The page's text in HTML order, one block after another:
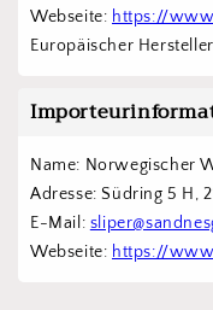
Webseite: https://
Europäischer
Name: Norwegischer
Adresse: Südring 5 H,
E-Mail:
Webseite: https://